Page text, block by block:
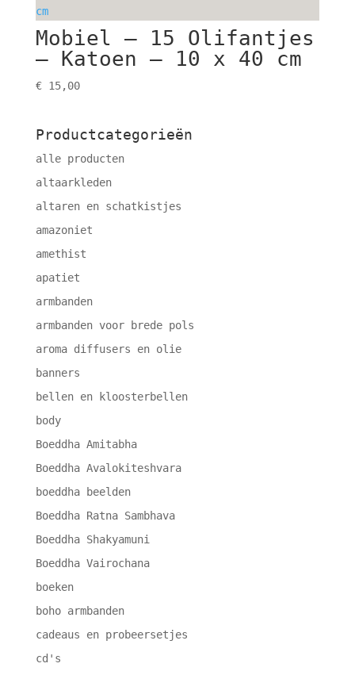
Mobiel – 15 Olifantjes
– Katoen – 10 x 40 cm
€15,00
Productcategorieën
alle producten
altaarkleden
altaren en schatkistjes
amazoniet
amethist
apatiet
armbanden
armbanden voor brede pols
aroma diffusers en olie
banners
bellen en kloosterbellen
body
Boeddha Amitabha
Boeddha Avalokiteshvara
boeddha beelden
Boeddha Ratna Sambhava
Boeddha Shakyamuni
Boeddha Vairochana
boeken
boho armbanden
cadeaus en probeersetjes
cd's